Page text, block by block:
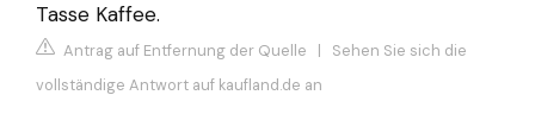
Tasse Kaffee.
Antrag auf Entfernung der Quelle | Sehen Sie sich die
vollständige Antwort auf kaufland.de an